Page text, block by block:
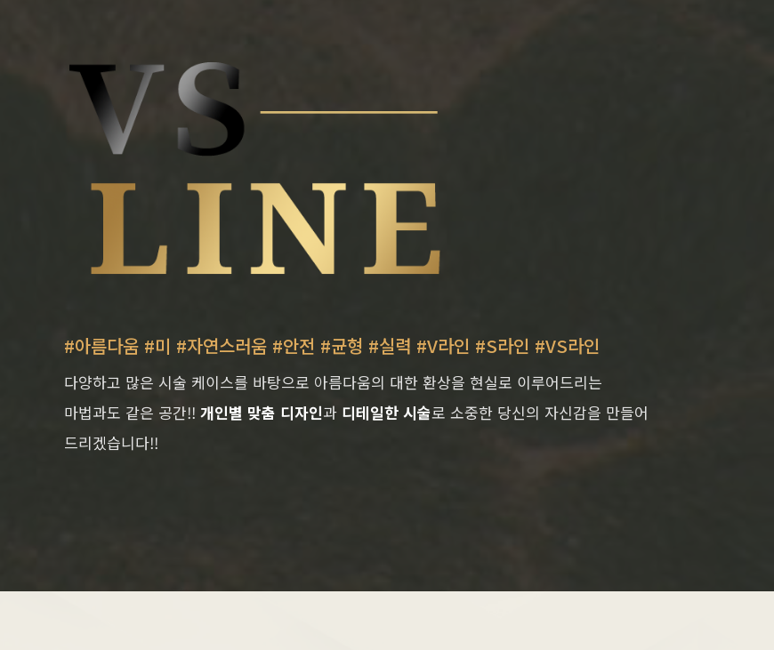
#아름다움 #미 #자연스러움 #안전 #균형 #실력 #V라인 #S라인 #VS라인
다양하고 많은 시술 케이스를 바탕으로 아름다움의 대한 환상을 현실로 이루어드리는
마법과도 같은 공간!! 개인별 맞춤 디자인과 디테일한 시술로 소중한 당신의 자신감을 만들어
드리겠습니다!!